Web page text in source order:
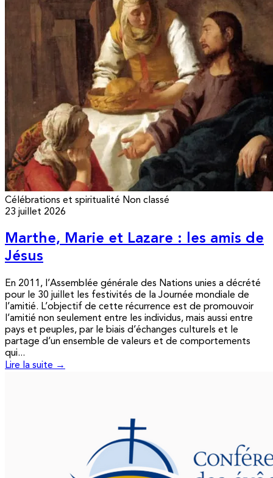
Célébrations et spiritualité Non classé
23 juillet 2026
Marthe, Marie et Lazare : les amis de
Jésus
En 2011, l’Assemblée générale des Nations unies a décrété
pour le 30 juillet les festivités de la Journée mondiale de
l’amitié. L’objectif de cette récurrence est de promouvoir
l’amitié non seulement entre les individus, mais aussi entre
pays et peuples, par le biais d’échanges culturels et le
partage d’un ensemble de valeurs et de comportements
qui...
Lire la suite →